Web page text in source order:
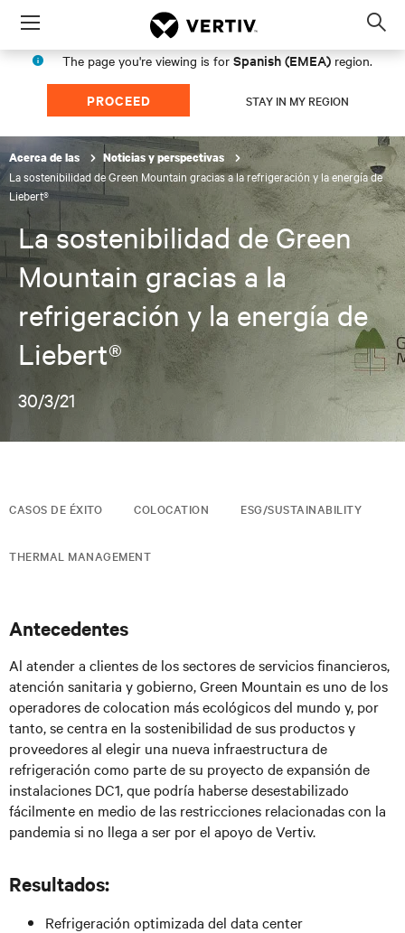
Menu
The page you're viewing is for Spanish (EMEA) region.
PROCEED STAY IN MY REGION
Acerca de las Noticias y perspectivas
La sostenibilidad de Green Mountain gracias a la refrigeración y la energía de
Liebert®
La sostenibilidad de Green
Mountain gracias a la
refrigeración y la energía de
Liebert®
30/3/21
CASOS DE ÉXITO COLOCATION ESG/SUSTAINABILITY
THERMAL MANAGEMENT
Antecedentes
Al atender a clientes de los sectores de servicios financieros,
atención sanitaria y gobierno, Green Mountain es uno de los
operadores de colocation más ecológicos del mundo y, por
tanto, se centra en la sostenibilidad de sus productos y
proveedores al elegir una nueva infraestructura de
refrigeración como parte de su proyecto de expansión de
instalaciones DC1, que podría haberse desestabilizado
fácilmente en medio de las restricciones relacionadas con la
pandemia si no llega a ser por el apoyo de Vertiv.
Resultados:
Refrigeración optimizada del data center